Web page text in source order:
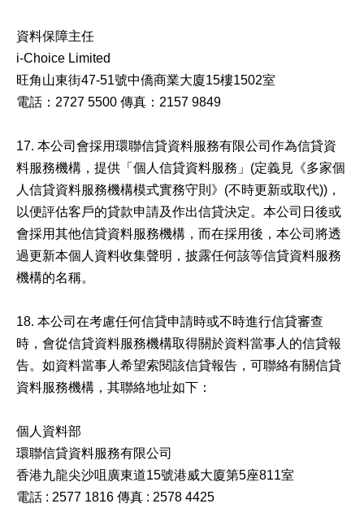
資料保障主任
i-Choice Limited
旺角山東街47-51號中僑商業大廈15樓1502室
電話：2727 5500 傳真：2157 9849
17. 本公司會採用環聯信貸資料服務有限公司作為信貸資
料服務機構，提供「個人信貸資料服務」(定義見《多家個
人信貸資料服務機構模式實務守則》(不時更新或取代))，
以便評估客戶的貸款申請及作出信貸決定。本公司日後或
會採用其他信貸資料服務機構，而在採用後，本公司將透
過更新本個人資料收集聲明，披露任何該等信貸資料服務
機構的名稱。
18. 本公司在考慮任何信貸申請時或不時進行信貸審查
時，會從信貸資料服務機構取得關於資料當事人的信貸報
告。如資料當事人希望索閱該信貸報告，可聯絡有關信貸
資料服務機構，其聯絡地址如下：
個人資料部
環聯信貸資料服務有限公司
香港九龍尖沙咀廣東道15號港威大廈第5座811室
電話 : 2577 1816 傳真 : 2578 4425